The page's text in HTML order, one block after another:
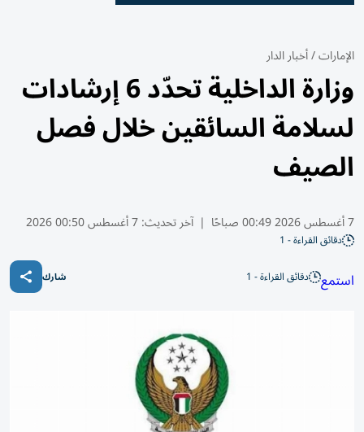
الإمارات/أخبار الدار
وزارة الداخلية تحدّد 6 إرشادات
لسلامة السائقين خلال فصل
الصيف
7 أغسطس 2026 00:49 صباحًا | آخر تحديث:7 أغسطس 00:50 2026
دقائق القراءة - 1
استمع دقائق القراءة - 1 شارك